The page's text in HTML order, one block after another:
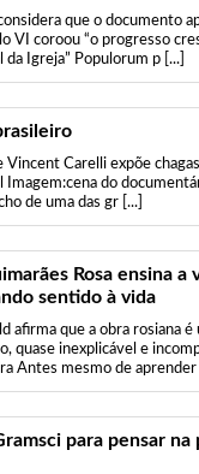
que o documento
VI coroou “o progresso
da Igreja” Populorum p [...]
Vincent Carelli expõe
Imagem:cena do
de uma das gr [...]
Rosa ensina a
sentido à vida
afirma que a obra rosiana é
quase inexplicável e
Antes mesmo de aprender
para pensar na